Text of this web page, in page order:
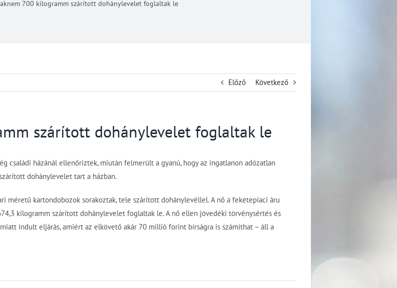
700 kilogramm szárított dohánylevelet foglaltak le
Előző Következő
szárított dohánylevelet foglaltak le
családi házánál ellenőriztek, miután felmerült a gyanú, hogy az ingatlanon adózatlan
dohánylevelet tart a házban.
méretű kartondobozok sorakoztak, tele szárított dohánylevéllel. A nő a feketepiaci áru
kilogramm szárított dohánylevelet foglaltak le. A nő ellen jövedéki törvénysértés és
indult eljárás, amiért az elkövető akár 70 millió forint bírságra is számíthat – áll a